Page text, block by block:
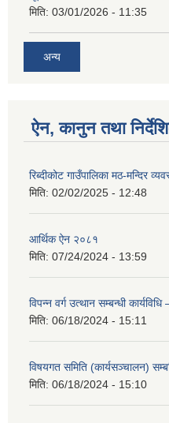
मिति: 03/01/2026 - 11:35
अन्य
ऐन, कानुन तथा
रिब्दीकोट गाउँपालिका मठ-मन्दिर
मिति: 02/02/2025 - 12:48
आर्थिक ऐन २०८१
मिति: 07/24/2024 - 13:59
विपन्न वर्ग उत्थान सम्बन्धी
मिति: 06/18/2024 - 15:11
विषयगत समिति (कार्यसञ्चालन)
मिति: 06/18/2024 - 15:10